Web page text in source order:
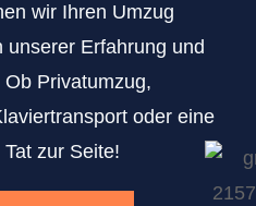
wir Ihren Umzug
Erfahrung und
Privatumzug,
oder eine
zur Seite!